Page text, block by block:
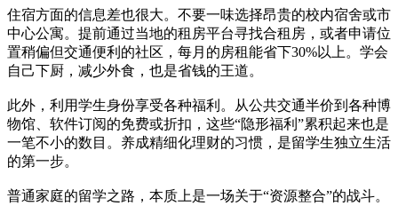
住宿方面的信息差也很大。不要一味选择昂贵的校内宿舍或市
中心公寓。提前通过当地的租房平台寻找合租房，或者申请位
置稍偏但交通便利的社区，每月的房租能省下30%以上。学会
自己下厨，减少外食，也是省钱的王道。
此外，利用学生身份享受各种福利。从公共交通半价到各种博
物馆、软件订阅的免费或折扣，这些“隐形福利”累积起来也是
一笔不小的数目。养成精细化理财的习惯，是留学生独立生活
的第一步。
普通家庭的留学之路，本质上是一场关于“资源整合”的战斗。